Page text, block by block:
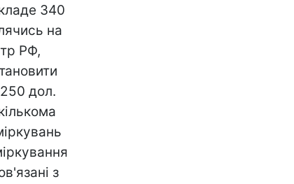
340
на
РФ,
250 дол.
з